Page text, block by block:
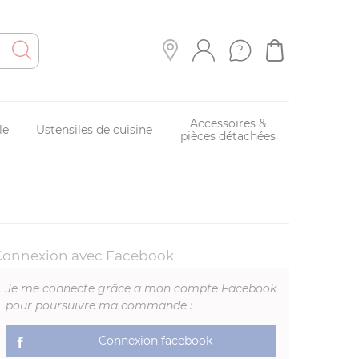
Ustensiles de cuisine
Accessoires &
pièces détachées
avec Facebook
Je me connecte grâce a mon compte Facebook
pour poursuivre ma commande :
Connexion facebook